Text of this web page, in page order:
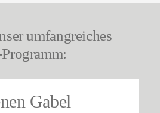
umfangreiches
Gabel